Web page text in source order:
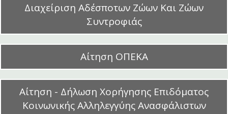
Διαχείριση Αδέσποτων Ζώων Και Ζώων
Συντροφιάς
Αίτηση ΟΠΕΚΑ
Αίτηση - Δήλωση Χορήγησης Επιδόματος
Κοινωνικής Αλληλεγγύης Ανασφάλιστων